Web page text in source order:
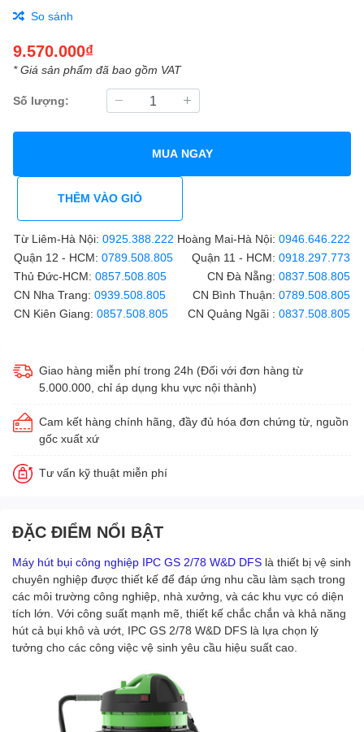
So sánh
9.570.000₫
* Giá sản phẩm đã bao gồm VAT
Số lượng:
MUA NGAY
THÊM VÀO GIỎ
Từ Liêm-Hà Nội: 0925.388.222 Hoàng Mai-Hà Nội: 0946.646.222
Quận 12 - HCM: 0789.508.805 Quận 11 - HCM: 0918.297.773
Thủ Đức-HCM: 0857.508.805 CN Đà Nẵng: 0837.508.805
CN Nha Trang: 0939.508.805 CN Bình Thuận: 0789.508.805
CN Kiên Giang: 0857.508.805 CN Quảng Ngãi : 0837.508.805
Giao hàng miễn phí trong 24h (Đối với đơn hàng từ
5.000.000, chỉ áp dụng khu vực nội thành)
Cam kết hàng chính hãng, đầy đủ hóa đơn chứng từ, nguồn
gốc xuất xứ
Tư vấn kỹ thuật miễn phí
ĐẶC ĐIỂM NỔI BẬT
Máy hút bụi công nghiệp IPC GS 2/78 W&D DFS là thiết bị vệ sinh
chuyên nghiệp được thiết kế để đáp ứng nhu cầu làm sạch trong
các môi trường công nghiệp, nhà xưởng, và các khu vực có diện
tích lớn. Với công suất mạnh mẽ, thiết kế chắc chắn và khả năng
hút cả bụi khô và ướt, IPC GS 2/78 W&D DFS là lựa chọn lý
tưởng cho các công việc vệ sinh yêu cầu hiệu suất cao.